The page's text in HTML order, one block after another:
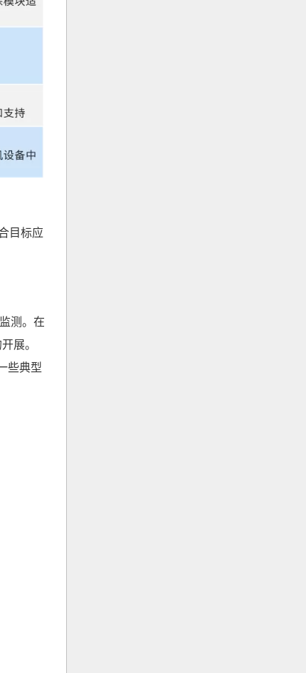
目标应
测。在
展。
些典型